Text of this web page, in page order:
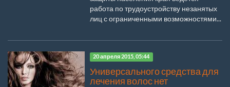
работа по трудоустройству незанятых
лиц с ограниченными возможностями...
20 апреля 2015, 05:44
Универсального средства для
лечения волос нет